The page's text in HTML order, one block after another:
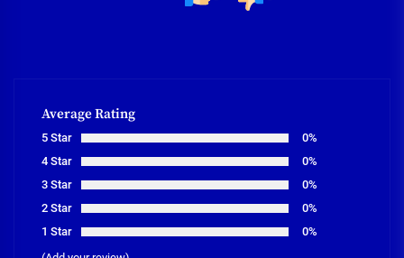
Average Rating
5 Star
0%
4 Star
0%
3 Star
0%
2 Star
0%
1 Star
0%